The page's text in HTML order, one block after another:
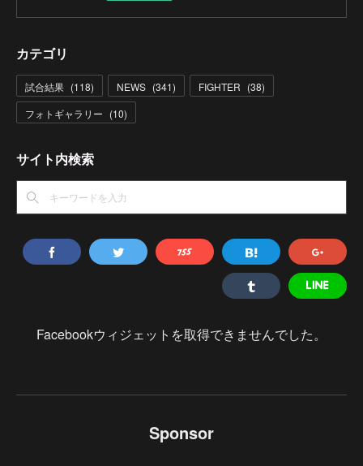
カテゴリ
試合結果 (118) NEWS (341) FIGHTER (38)
フォトギャラリー (10)
サイト内検索
Facebookウィジェットを取得できませんでした。
Sponsor